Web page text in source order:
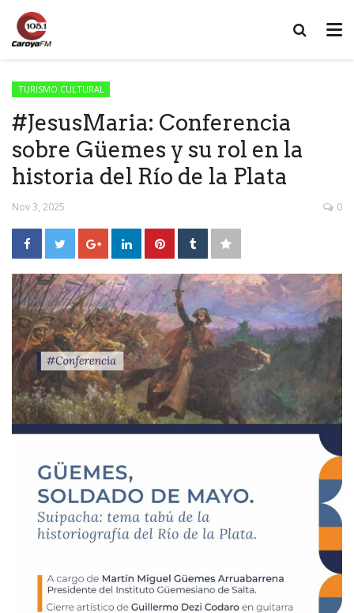
TURISMO CULTURAL
#JesusMaria: Conferencia
sobre Güemes y su rol en la
historia del Río de la Plata
Nov 3, 2025 0